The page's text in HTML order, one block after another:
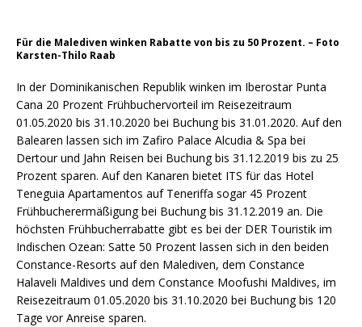
Für die Malediven winken Rabatte von bis zu 50 Prozent. – Foto
Karsten-Thilo Raab
In der Dominikanischen Republik winken im Iberostar Punta
Cana 20 Prozent Frühbuchervorteil im Reisezeitraum
01.05.2020 bis 31.10.2020 bei Buchung bis 31.01.2020. Auf den
Balearen lassen sich im Zafiro Palace Alcudia & Spa bei
Dertour und Jahn Reisen bei Buchung bis 31.12.2019 bis zu 25
Prozent sparen. Auf den Kanaren bietet ITS für das Hotel
Teneguia Apartamentos auf Teneriffa sogar 45 Prozent
Frühbucherermäßigung bei Buchung bis 31.12.2019 an. Die
höchsten Frühbucherrabatte gibt es bei der DER Touristik im
Indischen Ozean: Satte 50 Prozent lassen sich in den beiden
Constance-Resorts auf den Malediven, dem Constance
Halaveli Maldives und dem Constance Moofushi Maldives, im
Reisezeitraum 01.05.2020 bis 31.10.2020 bei Buchung bis 120
Tage vor Anreise sparen.